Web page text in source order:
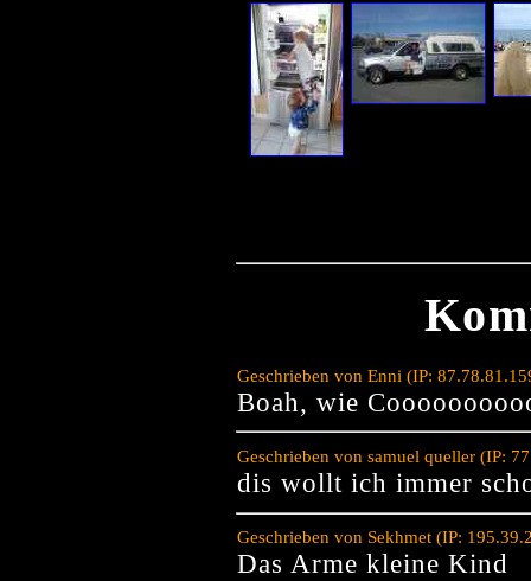
Geschrieben von Enni (IP:
Boah, wie
Geschrieben von samuel queller (IP:
dis wollt ich immer
Geschrieben von Sekhmet (IP:
Das Arme kleine Kind